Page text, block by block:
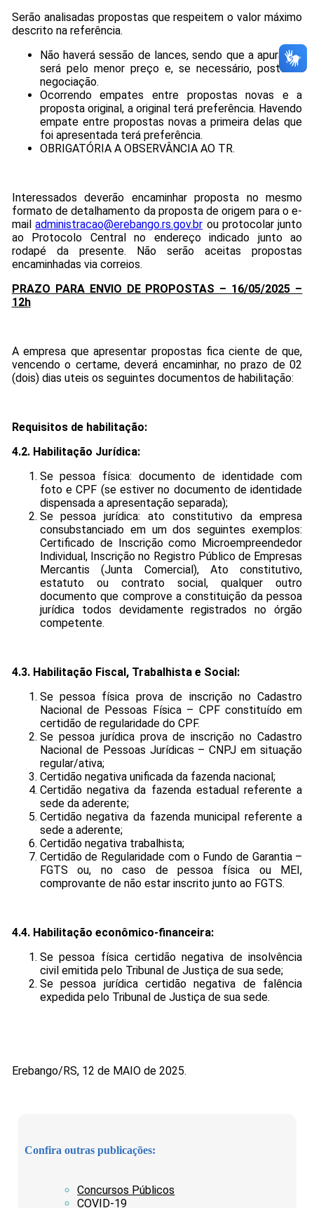
Serão analisadas propostas que respeitem o valor máximo
descrito na referência.
Não haverá sessão de lances, sendo que a apuração
será pelo menor preço e, se necessário, posterior
negociação.
Ocorrendo empates entre propostas novas e a
proposta original, a original terá preferência. Havendo
empate entre propostas novas a primeira delas que
foi apresentada terá preferência.
OBRIGATÓRIA A OBSERVÂNCIA AO TR.
Interessados deverão encaminhar proposta no mesmo
formato de detalhamento da proposta de origem para o e-
mailadministracao@erebango.rs.gov.br ou protocolar junto
ao Protocolo Central no endereço indicado junto ao
rodapé da presente. Não serão aceitas propostas
encaminhadas via correios.
PRAZO PARA ENVIO DE PROPOSTAS – 16/05/2025 –
12h
A empresa que apresentar propostas fica ciente de que,
vencendo o certame, deverá encaminhar, no prazo de 02
(dois) dias uteis os seguintes documentos de habilitação:
Requisitos de habilitação:
4.2. Habilitação Jurídica:
Se pessoa física: documento de identidade com
foto e CPF (se estiver no documento de identidade
dispensada a apresentação separada);
Se pessoa jurídica: ato constitutivo da empresa
consubstanciado em um dos seguintes exemplos:
Certificado de Inscrição como Microempreendedor
Individual, Inscrição no Registro Público de Empresas
Mercantis (Junta Comercial), Ato constitutivo,
estatuto ou contrato social, qualquer outro
documento que comprove a constituição da pessoa
jurídica todos devidamente registrados no órgão
competente.
4.3. Habilitação Fiscal, Trabalhista e Social:
Se pessoa física prova de inscrição no Cadastro
Nacional de Pessoas Física – CPF constituído em
certidão de regularidade do CPF.
Se pessoa jurídica prova de inscrição no Cadastro
Nacional de Pessoas Jurídicas – CNPJ em situação
regular/ativa;
Certidão negativa unificada da fazenda nacional;
Certidão negativa da fazenda estadual referente a
sede da aderente;
Certidão negativa da fazenda municipal referente a
sede a aderente;
Certidão negativa trabalhista;
Certidão de Regularidade com o Fundo de Garantia –
FGTS ou, no caso de pessoa física ou MEI,
comprovante de não estar inscrito junto ao FGTS.
4.4. Habilitação econômico-financeira:
Se pessoa física certidão negativa de insolvência
civil emitida pelo Tribunal de Justiça de sua sede;
Se pessoa jurídica certidão negativa de falência
expedida pelo Tribunal de Justiça de sua sede.
Erebango/RS, 12 de MAIO de 2025.
Confira outras publicações:
Concursos Públicos
COVID-19